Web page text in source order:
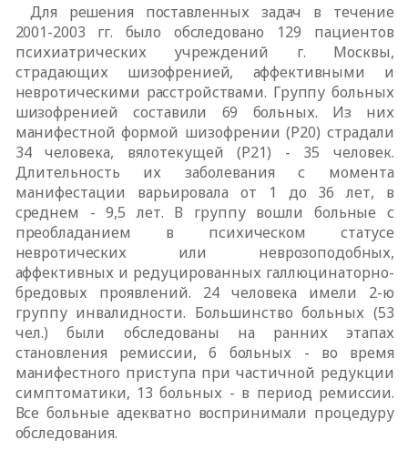
Для решения поставленных задач в течение
2001-2003 гг. было обследовано 129 пациентов
психиатрических учреждений г. Москвы,
страдающих шизофренией, аффективными и
невротическими расстройствами. Группу больных
шизофренией составили 69 больных. Из них
манифестнойформой шизофрении (Р20) страдали
34 человека, вялотекущей (Р21) - 35 человек.
Длительность их заболевания с момента
манифестации варьировала от 1 до 36 лет, в
среднем - 9,5 лет. В группу вошли больные с
преобладанием в психическом статусе
невротических или неврозоподобных,
аффективных и редуцированных галлюцинаторно-
бредовых проявлений. 24 человека имели 2-ю
группу инвалидности. Большинство больных (53
чел.) были обследованы на ранних этапах
становления ремиссии, 6 больных - во время
манифестного приступа при частичной редукции
симптоматики, 13 больных - в период ремиссии.
Все больные адекватно воспринимали процедуру
обследования.